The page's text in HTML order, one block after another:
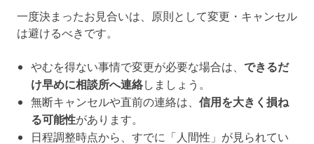
一度決まったお見合いは、原則として変更・キャンセル
は避けるべきです。
やむを得ない事情で変更が必要な場合は、 できるだ
け早めに相談所へ連絡しましょう。
無断キャンセルや直前の連絡は、 信用を大きく損ね
る可能性があります。
日程調整時点から、すでに「人間性」が見られてい